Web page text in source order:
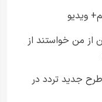
ویدیو
از من خواستند از
جدید تردد در